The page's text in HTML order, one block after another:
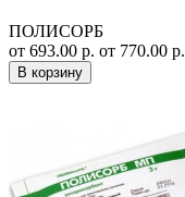
ПОЛИСОРБ
от 693.00 р. от 770.00 р.
В корзину